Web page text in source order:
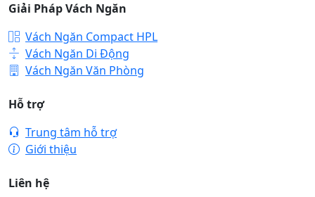
Giải Pháp Vách Ngăn
Vách Ngăn Compact HPL
Vách Ngăn Di Động
Vách Ngăn Văn Phòng
Hỗ trợ
Trung tâm hỗ trợ
Giới thiệu
Liên hệ